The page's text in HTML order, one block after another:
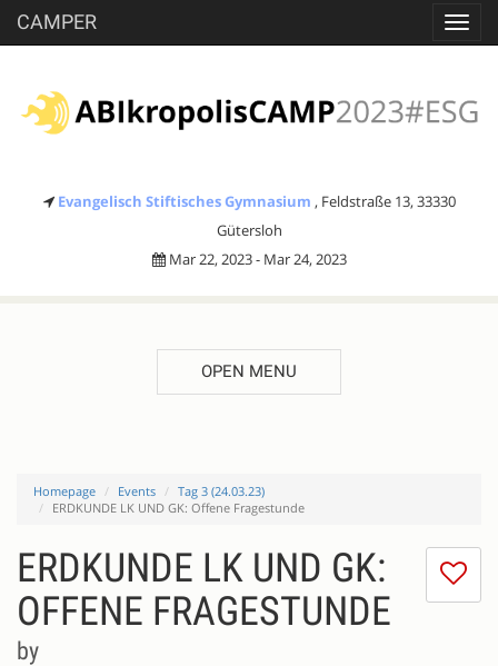
CAMPER
Evangelisch Stiftisches Gymnasium , Feldstraße 13, 33330
Gütersloh
Mar 22, 2023 - Mar 24, 2023
OPEN MENU
Homepage Events
Tag 3 (24.03.23)
ERDKUNDE LK UND GK: Offene Fragestunde
I
ERDKUNDE LK UND GK:
OFFENE FRAGESTUNDE
by